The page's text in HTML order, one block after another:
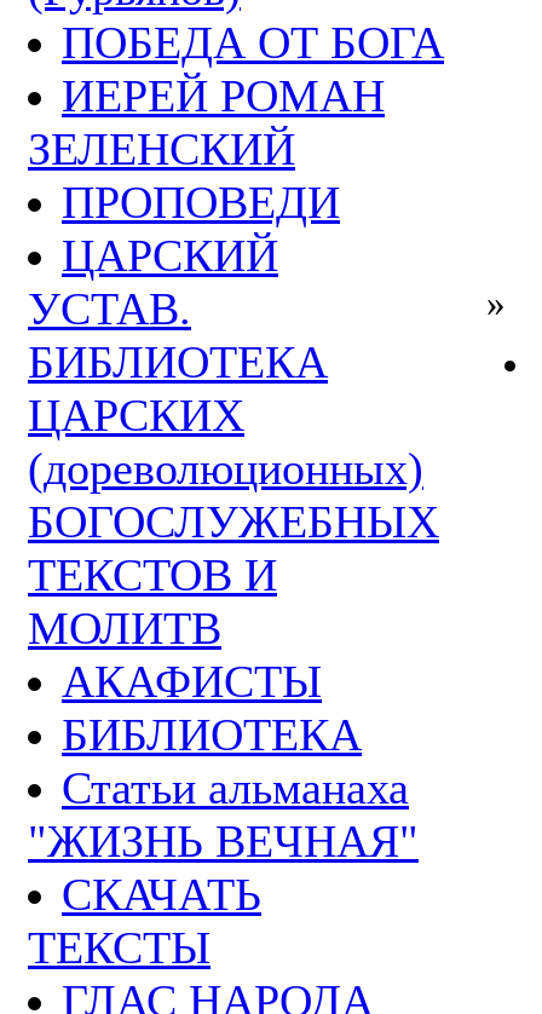
ПОБЕДА ОТ БОГА
ИЕРЕЙ РОМАН
ЗЕЛЕНСКИЙ
ПРОПОВЕДИ
ЦАРСКИЙ
УСТАВ.
БИБЛИОТЕКА
ЦАРСКИХ
(дореволюционных)
БОГОСЛУЖЕБНЫХ
ТЕКСТОВ И
МОЛИТВ
АКАФИСТЫ
БИБЛИОТЕКА
Статьи альманаха
"ЖИЗНЬ ВЕЧНАЯ"
СКАЧАТЬ
ТЕКСТЫ
ГЛАС НАРОДА
»